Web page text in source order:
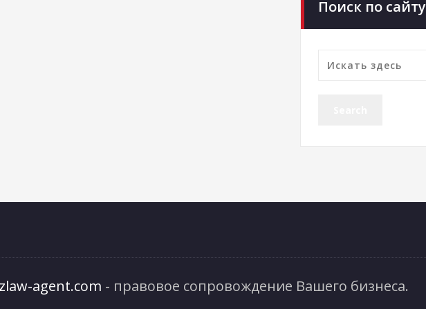
Поиск по сайту
agent.com - правовое сопровождение Вашего бизнеса.